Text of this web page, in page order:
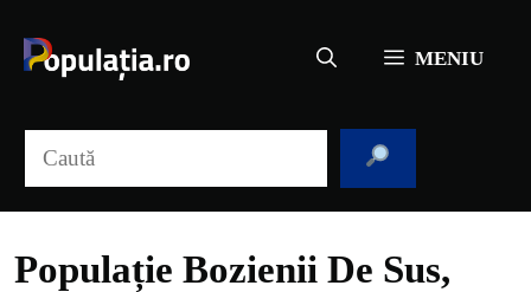
conținut
MENIU
Populație Bozienii De Sus,